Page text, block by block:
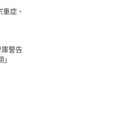
症、
警告